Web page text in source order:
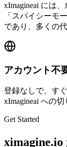
xImagineai には
「スパイシーモ
であり、多くの
アカウント不
登録なしで、す
xImagineai への
Get Started